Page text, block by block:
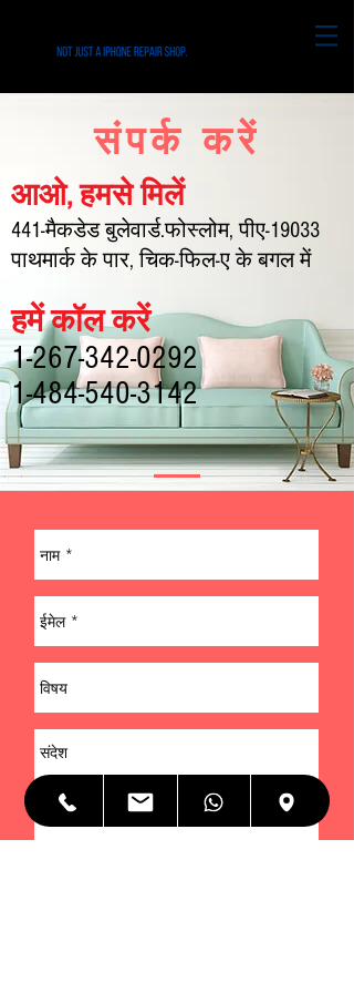
संपर्क करें
आओ, हमसे मिलें
441-मैकडेड बुलेवार्ड.फोस्लोम, पीए-19033
पाथमार्क के पार, चिक-फिल-ए के बगल में
हमें कॉल करें
1-267-342-0292
1-484-540-3142